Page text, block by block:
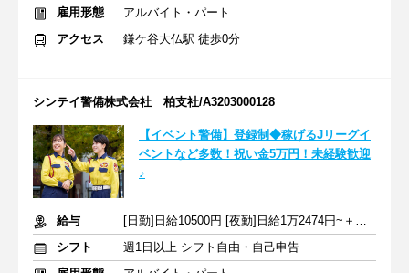
雇用形態
アルバイト・パート
アクセス
鎌ケ谷大仏駅 徒歩0分
シンテイ警備株式会社 柏支社/A3203000128
【イベント警備】登録制◆稼げるJリーグイ
ベントなど多数！祝い金5万円！未経験歓迎
♪
給与
[日勤]日給10500円 [夜勤]日給1万2474円~＋交通費
シフト
週1日以上 シフト自由・自己申告